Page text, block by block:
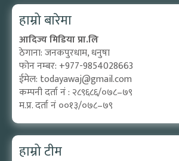
हाम्रो बारेमा
आदिज्य मिडिया प्रा.लि
ठेगाना: जनकपुरधाम, धनुषा
फोन नम्बर: +977-9854028663
ईमेल: todayawaj@gmail.com
कम्पनी दर्ता नं : २८९६८६/०७८–७९
म.प्र. दर्ता नं ००१३/०७८–७९
हाम्रो टीम